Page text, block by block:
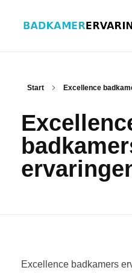
ERVARINGEN BADKAMERS
BADKAMERERVARING
Start Excellence
Excellence badkamers